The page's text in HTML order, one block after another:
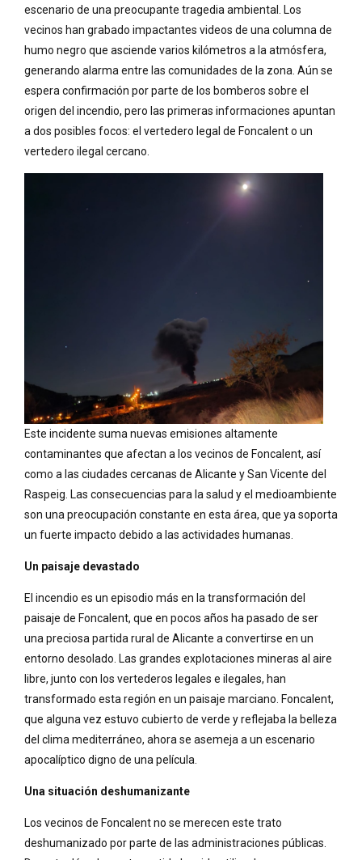
escenario de una preocupante tragedia ambiental. Los
vecinos han grabado impactantes videos de una columna de
humo negro que asciende varios kilómetros a la atmósfera,
generando alarma entre las comunidades de la zona. Aún se
espera confirmación por parte de los bomberos sobre el
origen del incendio, pero las primeras informaciones apuntan
a dos posibles focos: el vertedero legal de Foncalent o un
vertedero ilegal cercano.
Este incidente suma nuevas emisiones altamente
contaminantes que afectan a los vecinos de Foncalent, así
como a las ciudades cercanas de Alicante y San Vicente del
Raspeig. Las consecuencias para la salud y el medioambiente
son una preocupación constante en esta área, que ya soporta
un fuerte impacto debido a las actividades humanas.
Un paisaje devastado
El incendio es un episodio más en la transformación del
paisaje de Foncalent, que en pocos años ha pasado de ser
una preciosa partida rural de Alicante a convertirse en un
entorno desolado. Las grandes explotaciones mineras al aire
libre, junto con los vertederos legales e ilegales, han
transformado esta región en un paisaje marciano. Foncalent,
que alguna vez estuvo cubierto de verde y reflejaba la belleza
del clima mediterráneo, ahora se asemeja a un escenario
apocalíptico digno de una película.
Una situación deshumanizante
Los vecinos de Foncalent no se merecen este trato
deshumanizado por parte de las administraciones públicas.